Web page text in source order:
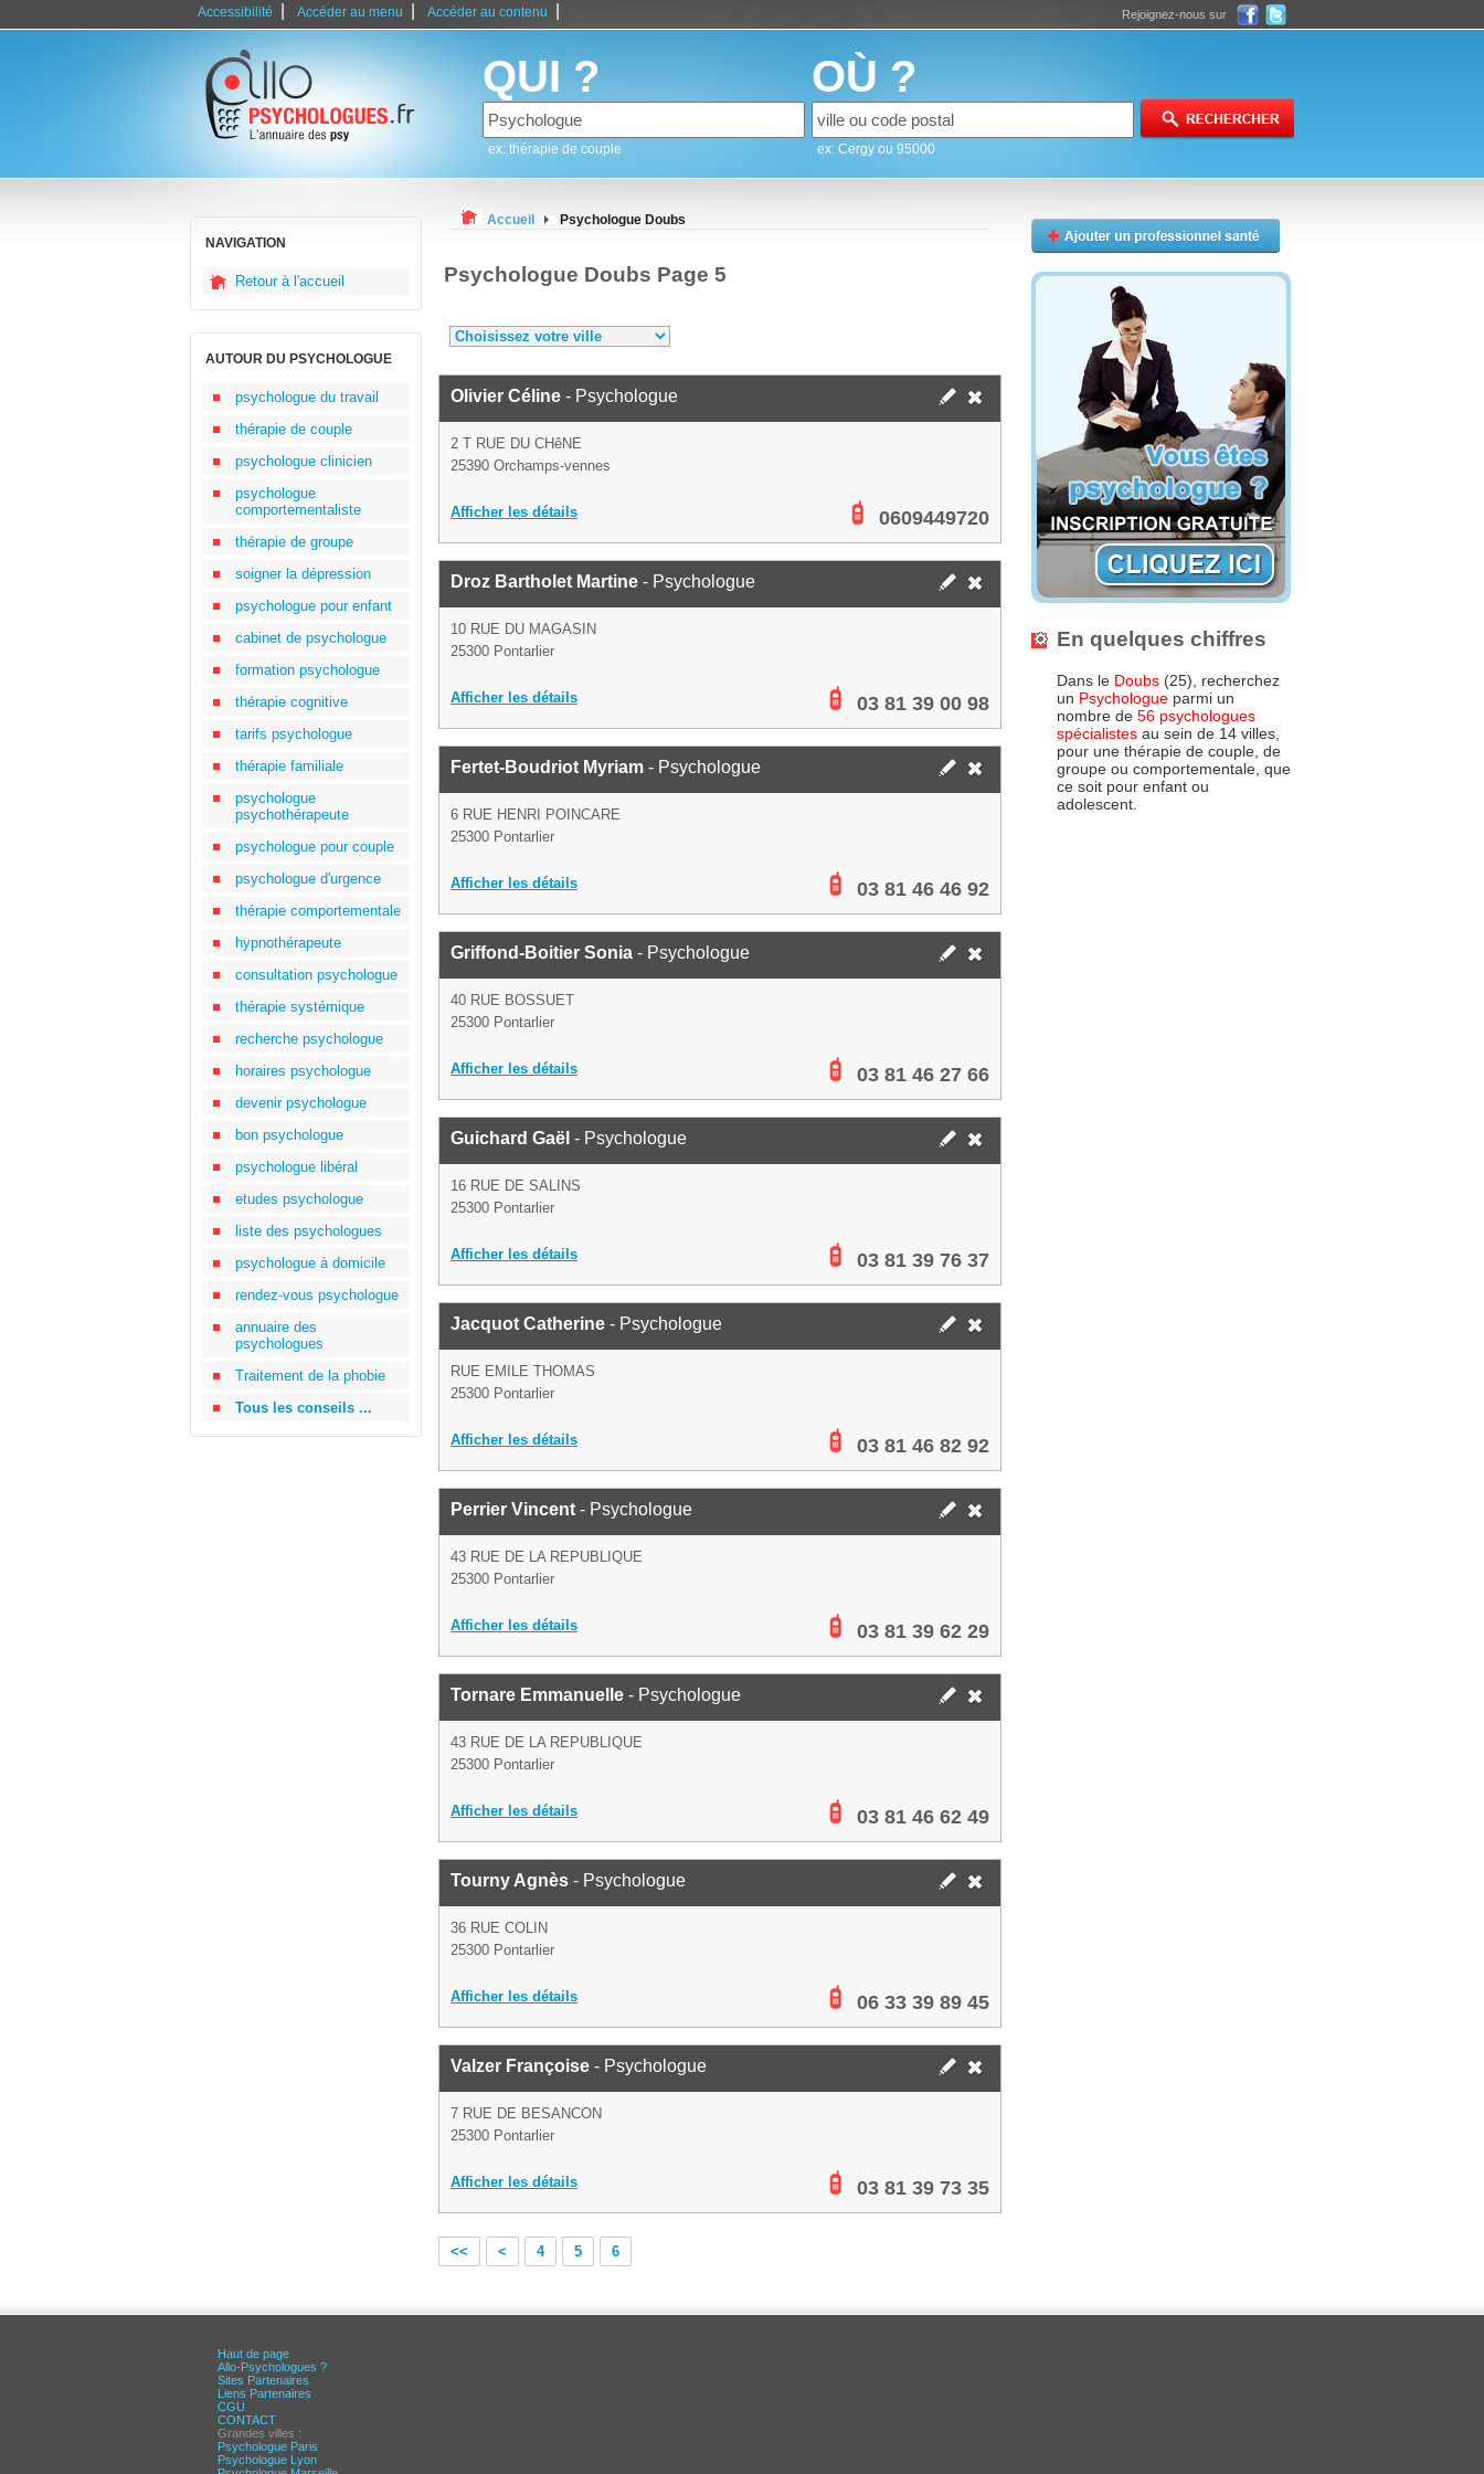
Accessibilité Accéder au menu Accéder au contenu Rejoignez-nous sur
QUI ?
ex: thérapie de couple
OÙ ?
ex: Cergy ou 95000
NAVIGATION
Retour à l'accueil
AUTOUR DU PSYCHOLOGUE
psychologue du travail
thérapie de couple
psychologue clinicien
psychologue
comportementaliste
thérapie de groupe
soigner la dépression
psychologue pour enfant
cabinet de psychologue
formation psychologue
thérapie cognitive
tarifs psychologue
thérapie familiale
psychologue
psychothérapeute
psychologue pour couple
psychologue d'urgence
thérapie comportementale
hypnothérapeute
consultation psychologue
thérapie systémique
recherche psychologue
horaires psychologue
devenir psychologue
bon psychologue
psychologue libéral
etudes psychologue
liste des psychologues
psychologue à domicile
rendez-vous psychologue
annuaire des
psychologues
Traitement de la phobie
Tous les conseils ...
Accueil Psychologue Doubs
Psychologue Doubs Page 5
Olivier Céline - Psychologue
2 T RUE DU CHêNE
25390 Orchamps-vennes
Afficher les détails 0609449720
Droz Bartholet Martine - Psychologue
10 RUE DU MAGASIN
25300 Pontarlier
Afficher les détails 03 81 39 00 98
Fertet-Boudriot Myriam - Psychologue
6 RUE HENRI POINCARE
25300 Pontarlier
Afficher les détails 03 81 46 46 92
Griffond-Boitier Sonia - Psychologue
40 RUE BOSSUET
25300 Pontarlier
Afficher les détails 03 81 46 27 66
Guichard Gaël - Psychologue
16 RUE DE SALINS
25300 Pontarlier
Afficher les détails 03 81 39 76 37
Jacquot Catherine - Psychologue
RUE EMILE THOMAS
25300 Pontarlier
Afficher les détails 03 81 46 82 92
Perrier Vincent - Psychologue
43 RUE DE LA REPUBLIQUE
25300 Pontarlier
Afficher les détails 03 81 39 62 29
Tornare Emmanuelle - Psychologue
43 RUE DE LA REPUBLIQUE
25300 Pontarlier
Afficher les détails 03 81 46 62 49
Tourny Agnès - Psychologue
36 RUE COLIN
25300 Pontarlier
Afficher les détails 06 33 39 89 45
Valzer Françoise - Psychologue
7 RUE DE BESANCON
25300 Pontarlier
Afficher les détails 03 81 39 73 35
<< < 4 5 6
En quelques chiffres
Dans le Doubs (25), recherchez
un Psychologue parmi un
nombre de 56 psychologues
spécialistes au sein de 14 villes,
pour une thérapie de couple, de
groupe ou comportementale, que
ce soit pour enfant ou
adolescent.
Haut de page
Allo-Psychologues ?
Sites Partenaires
Liens Partenaires
CGU
CONTACT
Grandes villes :
Psychologue Paris
Psychologue Lyon